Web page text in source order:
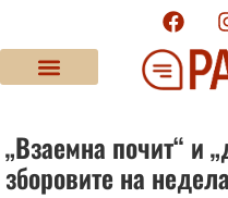
„Взаемна почит“ и
зборовите на